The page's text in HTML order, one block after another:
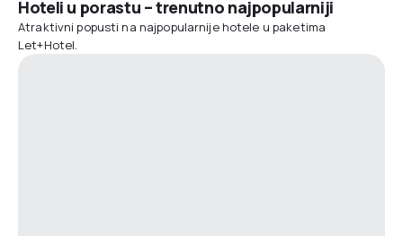
Hoteli u porastu – trenutno najpopularniji
Atraktivni popusti na najpopularnije hotele u paketima
Let+Hotel.